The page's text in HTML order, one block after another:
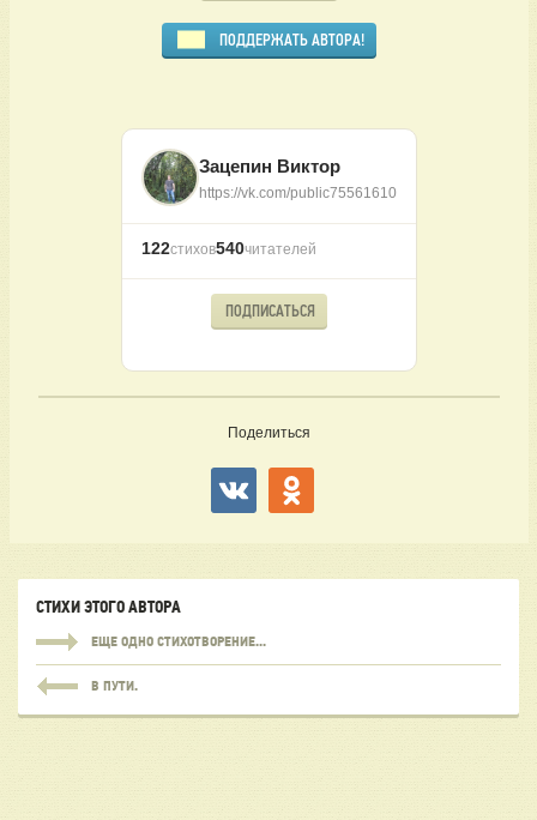
ПОДДЕРЖАТЬ АВТОРА!
Зацепин Виктор
https://vk.com/public75561610
122стихов540читателей
ПОДПИСАТЬСЯ
Поделиться
СТИХИ ЭТОГО АВТОРА
ЕЩЕ ОДНО СТИХОТВОРЕНИЕ...
В ПУТИ.